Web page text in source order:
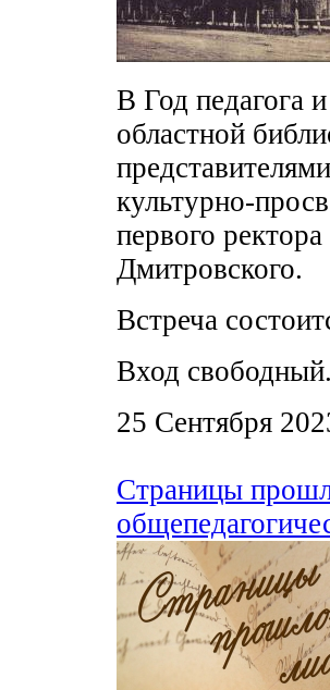
В Год педагога
областной
культурно-
первого
Дмитровского.
Встреча
Вход
25 Сентября
Страницы